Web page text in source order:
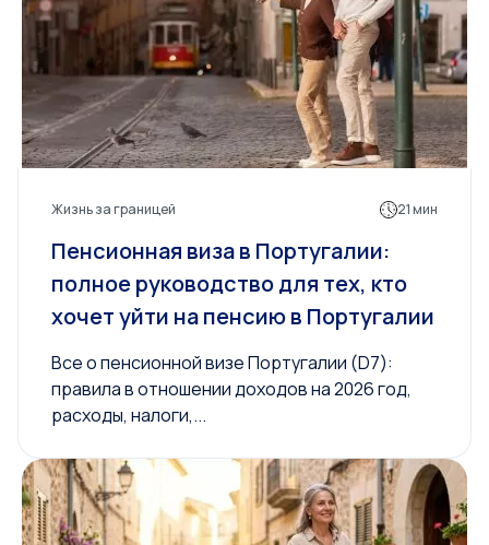
Жизнь за границей 21 мин
Пенсионная виза в Португалии:
полное руководство для тех, кто
хочет уйти на пенсию в Португалии
Все о пенсионной визе Португалии (D7):
правила в отношении доходов на 2026 год,
расходы, налоги,...